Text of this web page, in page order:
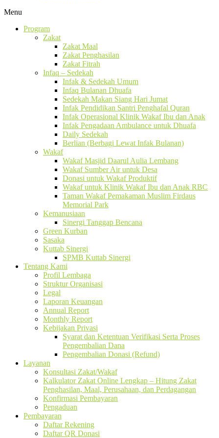
Menu
Program
Zakat
Zakat Maal
Zakat Penghasilan
Zakat Fitrah
Infaq – Sedekah
Infak & Sedekah Umum
Infaq Bulanan Dhuafa
Sedekah Makan Siang Hari Jumat
Infak Pendidikan Santri Penghafal Quran
Infak Operasional Klinik Wakaf Ibu dan Anak
Infak Pengadaan Ambulance untuk Dhuafa
Daily Sedekah
Berlian (Berbagi Lewat Infak Bulanan)
Wakaf
Wakaf Masjid Daarul Aulia Lembang
Wakaf Sumber Air untuk Desa
Donasi untuk Wakaf Produktif
Wakaf untuk Klinik Wakaf Ibu dan Anak RBC
Taman Wakaf Pemakaman Muslim Firdaus
Memorial Park
Kemanusiaan
Sinergi Tanggap Bencana
Green Kurban
Sasaka
Kuttab Sinergi
SPMB Kuttab Sinergi
Tentang Kami
Profil Lembaga
Struktur Organisasi
Legal
Laporan Keuangan
Annual Report
Monthly Report
Kebijakan Privasi
Syarat dan Ketentuan Verifikasi Serta Proses
Pengembalian Dana
Pengembalian Donasi (Refund)
Layanan
Konsultasi Zakat/Wakaf
Kalkulator Zakat Online Lengkap – Hitung Zakat
Penghasilan, Maal, Perusahaan, dan Perdagangan
Konfirmasi Pembayaran
Pengaduan
Pembayaran
Daftar Rekening
Daftar QR Donasi